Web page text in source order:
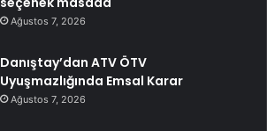
Ağustos 7, 2026
Danıştay’dan ATV ÖTV
Uyuşmazlığında Emsal Karar
Ağustos 7, 2026